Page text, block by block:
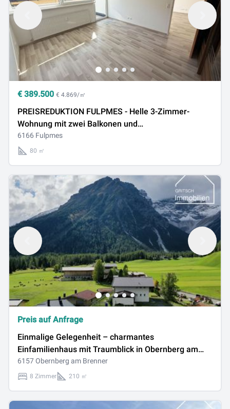
€ 389.500 € 4.869/㎡
PREISREDUKTION FULPMES - Helle 3-Zimmer-
Wohnung mit zwei Balkonen und
Garagenabstellplatz im Zentrum
6166 Fulpmes
80 ㎡
Preis auf Anfrage
Einmalige Gelegenheit – charmantes
Einfamilienhaus mit Traumblick in Obernberg am
Brenner - Freizeitwohnsitz
6157 Obernberg am Brenner
8 Zimmer 210 ㎡